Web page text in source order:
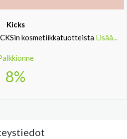
Kicks
kosmetiikkatuotteista Lisää...
8%